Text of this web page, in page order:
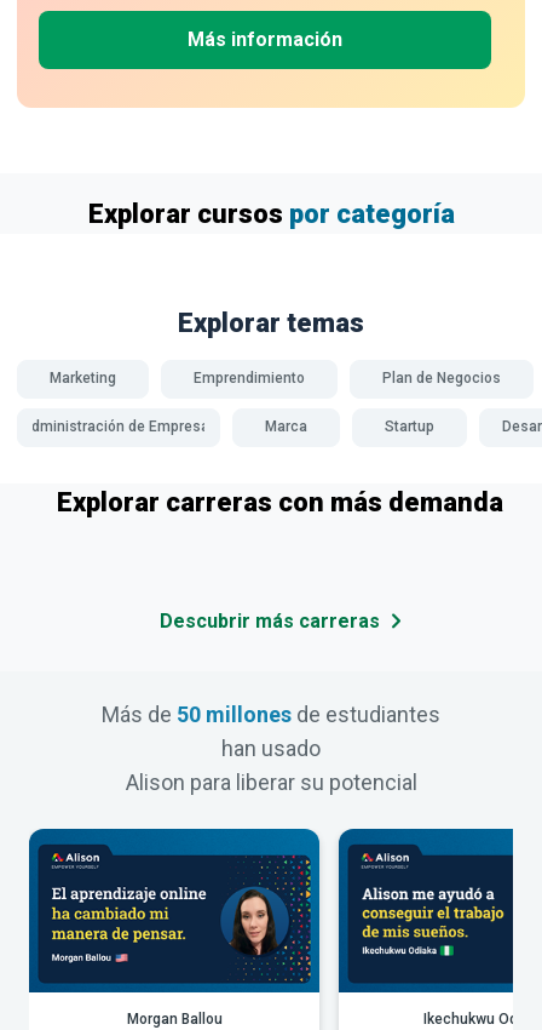
Más información
Explorar cursos por categoría
Explorar temas
Marketing Emprendimiento Plan de Negocios
Administración de Empresas Marca Startup
Explorar carreras con más demanda
Descubrir más carreras
Más de 50 millones de estudiantes
han usado
Alison para liberar su potencial
Morgan Ballou Ikechukwu